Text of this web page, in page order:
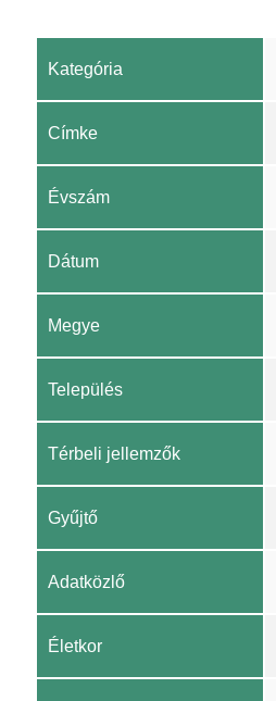
Kategória
Címke
Évszám
Dátum
Megye
Település
Térbeli jellemzők
Gyűjtő
Adatközlő
Életkor